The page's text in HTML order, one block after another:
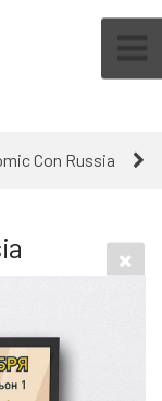
Con Russia